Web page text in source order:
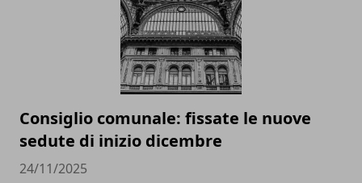
Consiglio comunale: fissate le nuove
sedute di inizio dicembre
24/11/2025